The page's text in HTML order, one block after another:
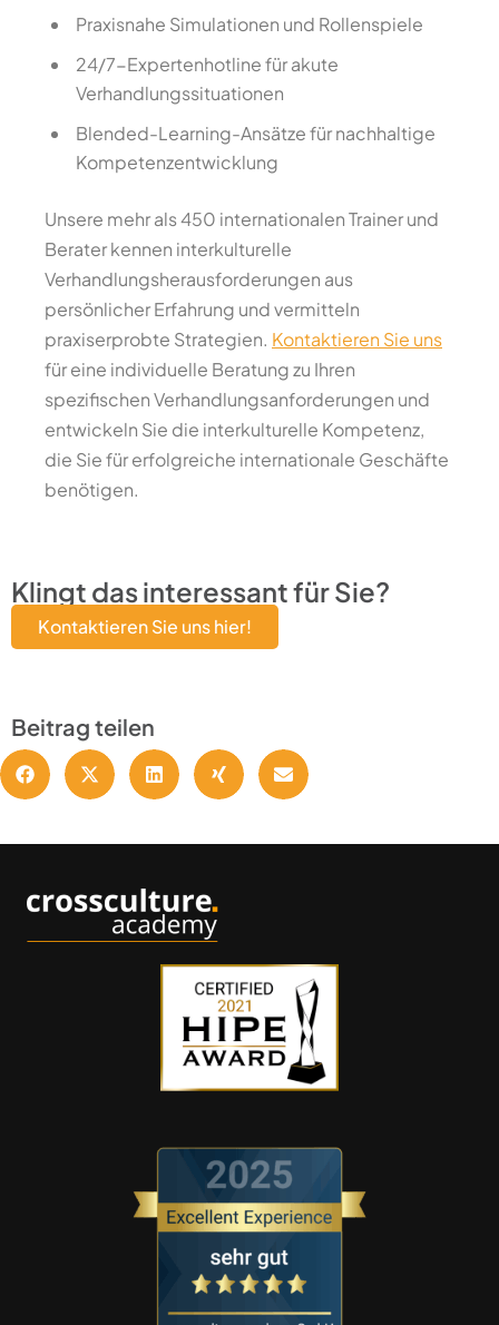
Praxisnahe Simulationen und Rollenspiele
24/7-Expertenhotline für akute
Verhandlungssituationen
Blended-Learning-Ansätze für nachhaltige
Kompetenzentwicklung
Unsere mehr als 450 internationalen Trainer und
Berater kennen interkulturelle
Verhandlungsherausforderungen aus
persönlicher Erfahrung und vermitteln
praxiserprobte Strategien. Kontaktieren Sie uns
für eine individuelle Beratung zu Ihren
spezifischen Verhandlungsanforderungen und
entwickeln Sie die interkulturelle Kompetenz,
die Sie für erfolgreiche internationale Geschäfte
benötigen.
Klingt das interessant für Sie?
Kontaktieren Sie uns hier!
Beitrag teilen